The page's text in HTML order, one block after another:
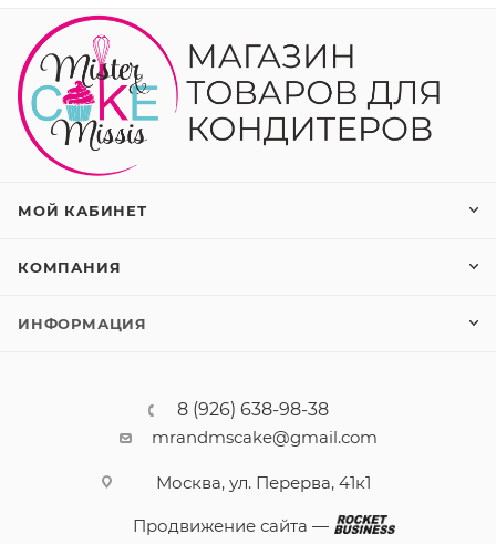
МОЙ КАБИНЕТ
КОМПАНИЯ
ИНФОРМАЦИЯ
8 (926) 638-98-38
mrandmscake@gmail.com
Москва, ул. Перерва, 41к1
Продвижение сайта —